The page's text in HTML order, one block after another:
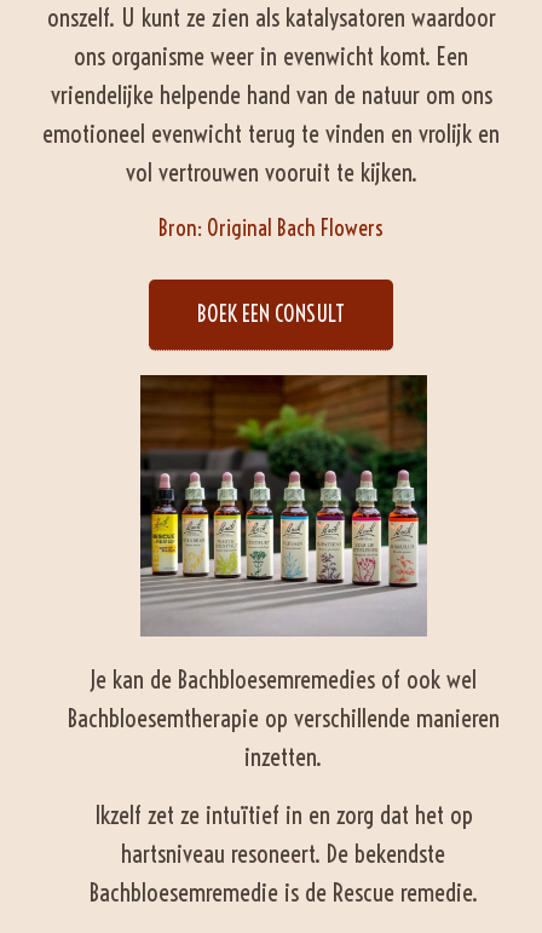
onszelf. U kunt ze zien als katalysatoren waardoor
ons organisme weer in evenwicht komt. Een
vriendelijke helpende hand van de natuur om ons
emotioneel evenwicht terug te vinden en vrolijk en
vol vertrouwen vooruit te kijken.
Bron: Original Bach Flowers
BOEK EEN CONSULT
Je kan de Bachbloesemremedies of ook wel
Bachbloesemtherapie op verschillende manieren
inzetten.
Ikzelf zet ze intuïtief in en zorg dat het op
hartsniveau resoneert. De bekendste
Bachbloesemremedie is de Rescue remedie.